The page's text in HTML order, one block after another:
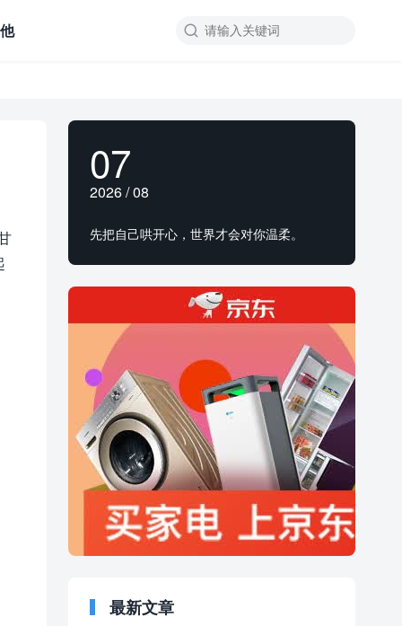

07
2026 / 08
先把自己哄开心，世界才会对你温柔。
最新文章